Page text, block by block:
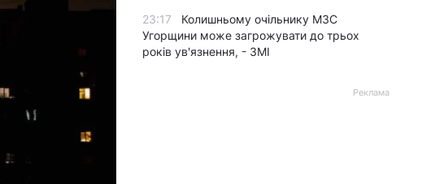
23:17
Колишньому очільнику МЗС
Угорщини може загрожувати до трьох
років ув'язнення, - ЗМІ
Реклама